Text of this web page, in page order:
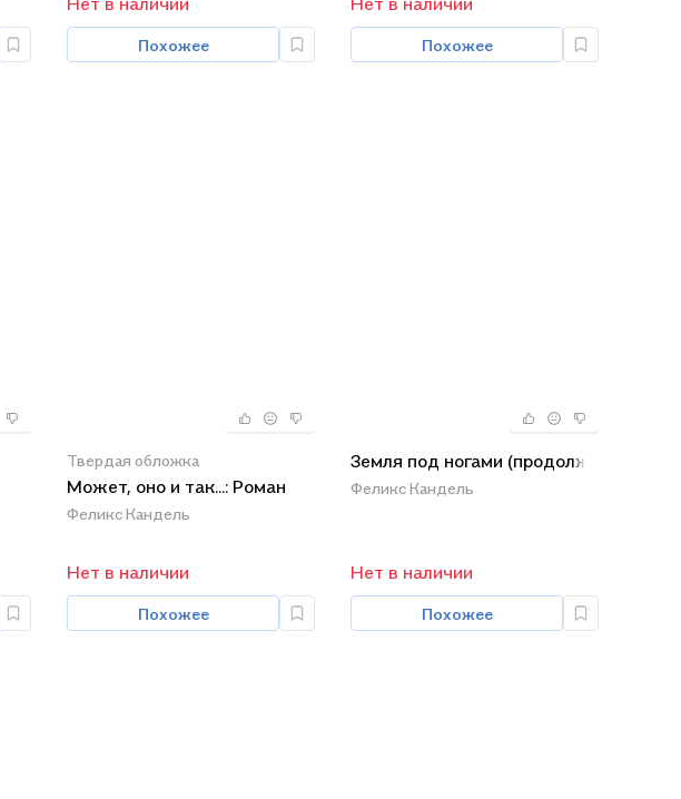
Похожее
(1941-1945)
Похожее
Твердая обложка
Может, оно и так...: Роман
Феликс Кандель
Нет в наличии
Похожее
Земля под ногами (продолж)
Феликс Кандель
Нет в наличии
Похожее